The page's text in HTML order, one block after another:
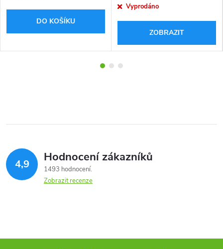
DO KOŠÍKU
cena:Vyprodáno
ZOBRAZIT
4,9 Hodnocení zákazníků
1493 hodnocení
Zobrazit recenze